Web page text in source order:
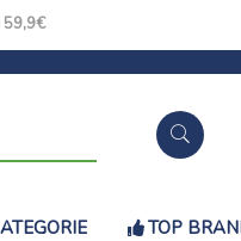
I 59,9
TOP